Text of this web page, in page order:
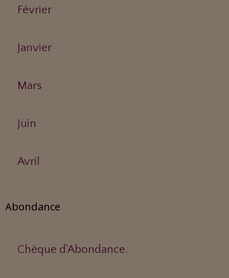
Février
Janvier
Mars
Juin
Avril
Abondance
Chèque d'Abondance.